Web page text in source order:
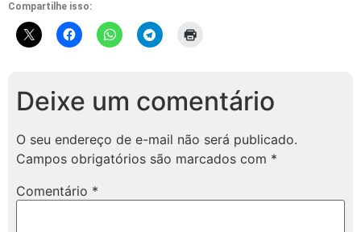
Compartilhe isso:
Deixe um comentário
O seu endereço de e-mail não será publicado.
Campos obrigatórios são marcados com *
Comentário *